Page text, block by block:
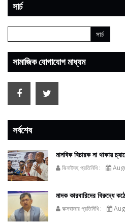
সার্চ
সামাজিক যোগাযোগ মাধ্যম
সর্বশেষ
মানবিক বিচারক না থাকায়
ঝিনাইদহ প্রতিনিধি :
মাদক কারবারিদের বিরুদ্ধে
কক্সবাজার প্রতিনিধি :